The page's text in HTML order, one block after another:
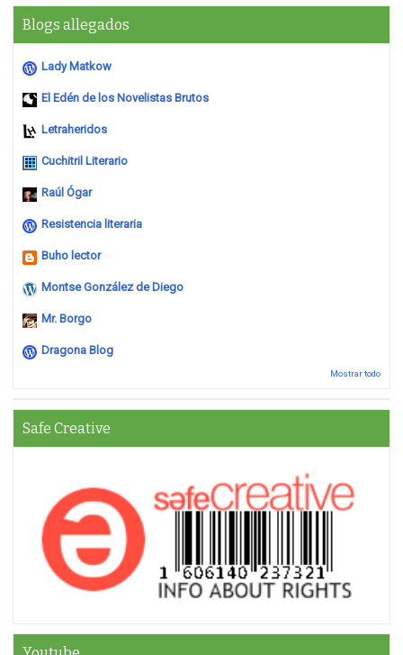
Blogs allegados
Lady Matkow
El Edén de los Novelistas Brutos
Letraheridos
Cuchitril Literario
Raúl Ógar
Resistencia literaria
Buho lector
Montse González de Diego
Mr. Borgo
Dragona Blog
Mostrar todo
Safe Creative